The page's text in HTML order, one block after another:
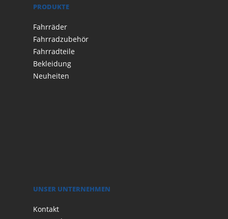
PRODUKTE
Fahrräder
Fahrradzubehör
Fahrradteile
Bekleidung
Neuheiten
UNSER UNTERNEHMEN
Kontakt